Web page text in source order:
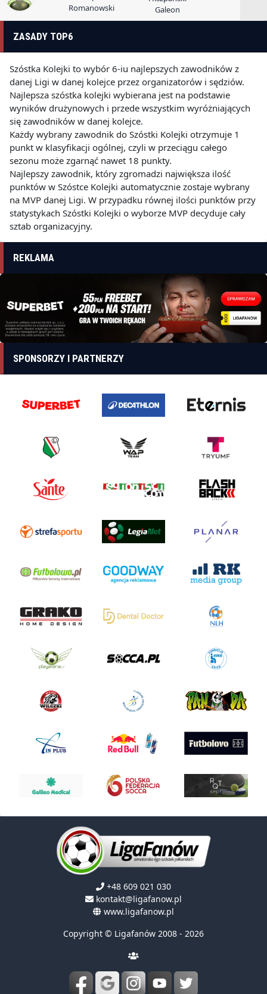
Romanowski
Galeon
ZASADY TOP6
Szóstka Kolejki to wybór 6-iu najlepszych zawodników z
danej Ligi w danej kolejce przez organizatorów i sędziów.
Najlepsza szóstka kolejki wybierana jest na podstawie
wyników drużynowych i przede wszystkim wyróżniających
się zawodników w danej kolejce.
Każdy wybrany zawodnik do Szóstki Kolejki otrzymuje 1
punkt w klasyfikacji ogólnej, czyli w przeciągu całego
sezonu może zgarnąć nawet 18 punkty.
Najlepszy zawodnik, który zgromadzi największa ilość
punktów w Szóstce Kolejki automatycznie zostaje wybrany
na MVP danej Ligi. W przypadku równej ilości punktów przy
statystykach Szóstki Kolejki o wyborze MVP decyduje cały
sztab organizacyjny.
REKLAMA
SPONSORZY I PARTNERZY
+48 609 021 030
kontakt@ligafanow.pl
www.ligafanow.pl
Copyright © Ligafanów 2008 - 2026